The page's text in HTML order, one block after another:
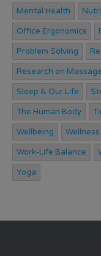
Mental Health
Office Ergonomics
Problem Solving
Research on
Sleep & Our Life
The Human Body
Wellbeing
Work-Life Balance
Yoga